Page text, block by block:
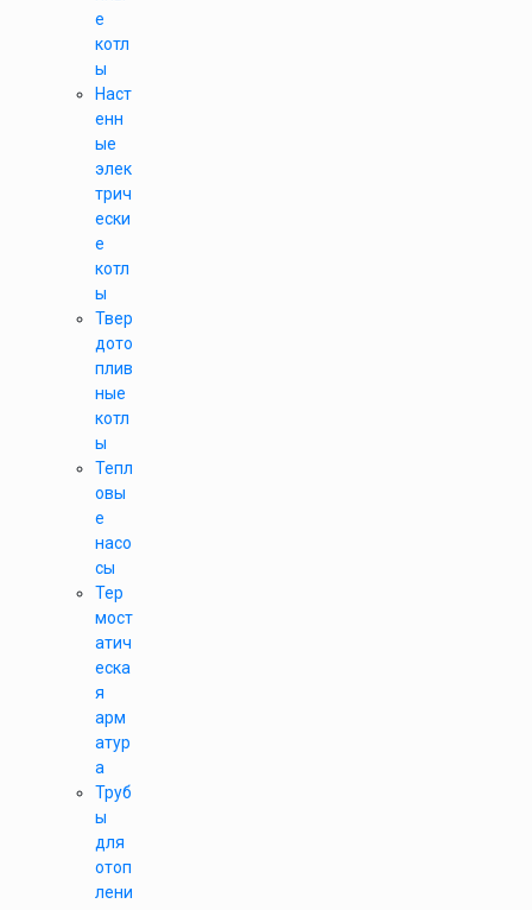
е
котл
ы
Наст
енн
ые
элек
трич
ески
е
котл
ы
Твер
дото
плив
ные
котл
ы
Тепл
овы
е
насо
сы
Тер
мост
атич
еска
я
арм
атур
а
Труб
ы
для
отоп
лени